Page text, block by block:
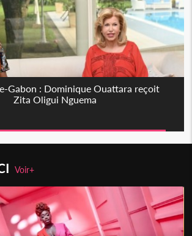
Gabon : Dominique Ouattara reçoit
Zita Oligui Nguema
Voir+